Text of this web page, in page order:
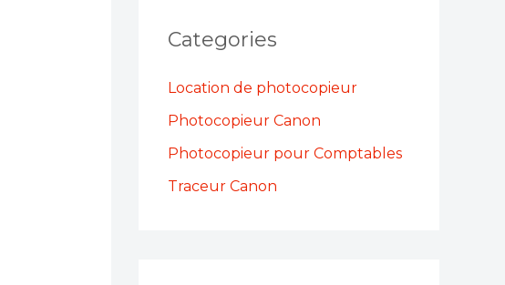
Categories
Location de photocopieur
Photocopieur Canon
Photocopieur pour Comptables
Traceur Canon